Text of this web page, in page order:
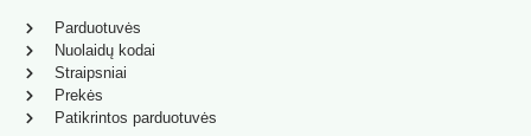
Parduotuvės
Nuolaidų kodai
Straipsniai
Prekės
Patikrintos parduotuvės